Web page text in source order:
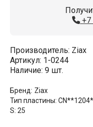
+7
Производитель: Ziax
Артикул: 1-0244
Наличие: 9 шт.
Бренд: Ziax
Тип пластины:
S: 25